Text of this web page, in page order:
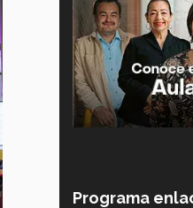
Programa